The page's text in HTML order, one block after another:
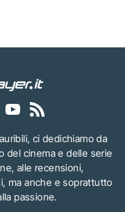
ci dedichiamo da
del cinema e delle serie
alle recensioni,
ma anche e soprattutto
passione.